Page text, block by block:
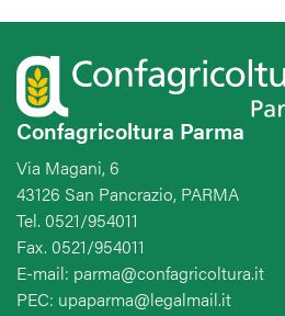
Confagricoltura Parma
Via Magani, 6
43126 San Pancrazio, PARMA
Tel. 0521/954011
Fax. 0521/954011
E-mail: parma@confagricoltura.it
PEC: upaparma@legalmail.it